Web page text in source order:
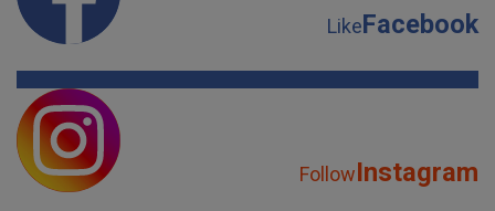
LikeFacebook
FollowInstagram